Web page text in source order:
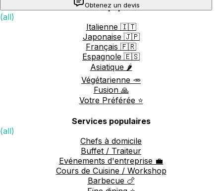
Obtenez un devis
Cuisines populaires
(all)
Italienne 🇮🇹
Japonaise 🇯🇵
Français 🇫🇷
Espagnole 🇪🇸
Asiatique 🌶️
Végétarienne 🥕
Fusion 🙏
Votre Préférée ⭐️
Services populaires
(all)
Chefs à domicile
Buffet / Traiteur
Evénements d'entreprise 💼
Cours de Cuisine / Workshop
Barbecue 🍗